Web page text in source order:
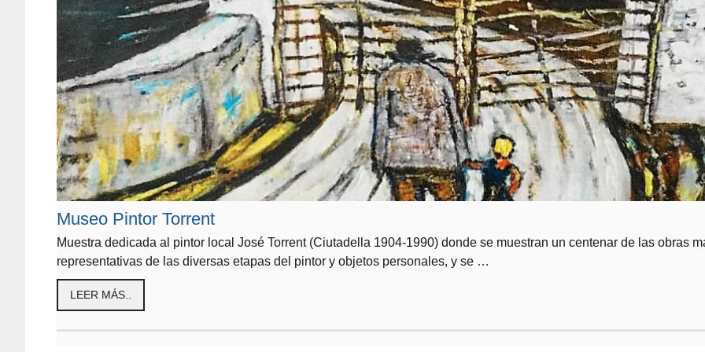
Museo Pintor Torrent
Muestra dedicada al pintor local José Torrent (Ciutadella 1904-1990) donde se muestran un centenar de las obras
representativas de las diversas etapas del pintor y objetos personales, y se …
LEER MÁS..